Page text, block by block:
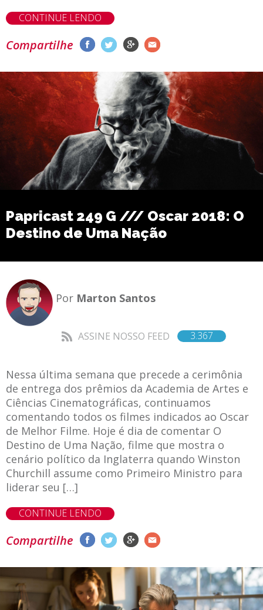
CONTINUE LENDO
Compartilhe
Papricast 249 G /// Oscar 2018: O
Destino de Uma Nação
Por Marton Santos
ASSINE NOSSO FEED 3.367
Nessa última semana que precede a cerimônia
de entrega dos prêmios da Academia de Artes e
Ciências Cinematográficas, continuamos
comentando todos os filmes indicados ao Oscar
de Melhor Filme. Hoje é dia de comentar O
Destino de Uma Nação, filme que mostra o
cenário político da Inglaterra quando Winston
Churchill assume como Primeiro Ministro para
liderar seu […]
CONTINUE LENDO
Compartilhe